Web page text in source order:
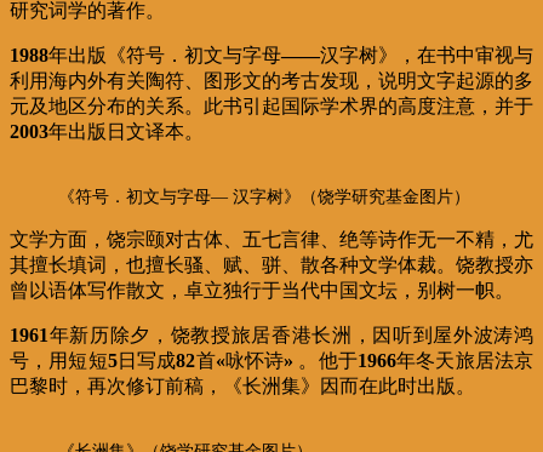
研究词学的著作。
1988年出版《符号．初文与字母——汉字树》，在书中审视与
利用海内外有关陶符、图形文的考古发现，说明文字起源的多
元及地区分布的关系。此书引起国际学术界的高度注意，并于
2003年出版日文译本。
《符号．初文与字母— 汉字树》（饶学研究基金图片）
文学方面，饶宗颐对古体、五七言律、绝等诗作无一不精，尤
其擅长填词，也擅长骚、赋、骈、散各种文学体裁。饶教授亦
曾以语体写作散文，卓立独行于当代中国文坛，别树一帜。
1961年新历除夕，饶教授旅居香港长洲，因听到屋外波涛鸿
号，用短短5日写成82首«咏怀诗» 。他于1966年冬天旅居法京
巴黎时，再次修订前稿，《长洲集》因而在此时出版。